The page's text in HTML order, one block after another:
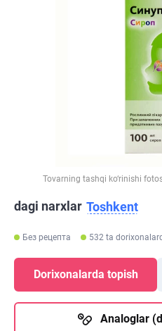
Tovarning tashqi ko‘rinishi
dagi narxlar Toshkent
Без рецепта 532 ta
Dorixonalarda topish
Analoglar